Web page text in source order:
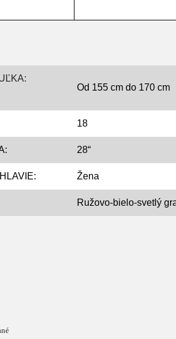
Od 155 cm do 170 cm
18
28“
Žena
Ružovo-bielo-svetlý